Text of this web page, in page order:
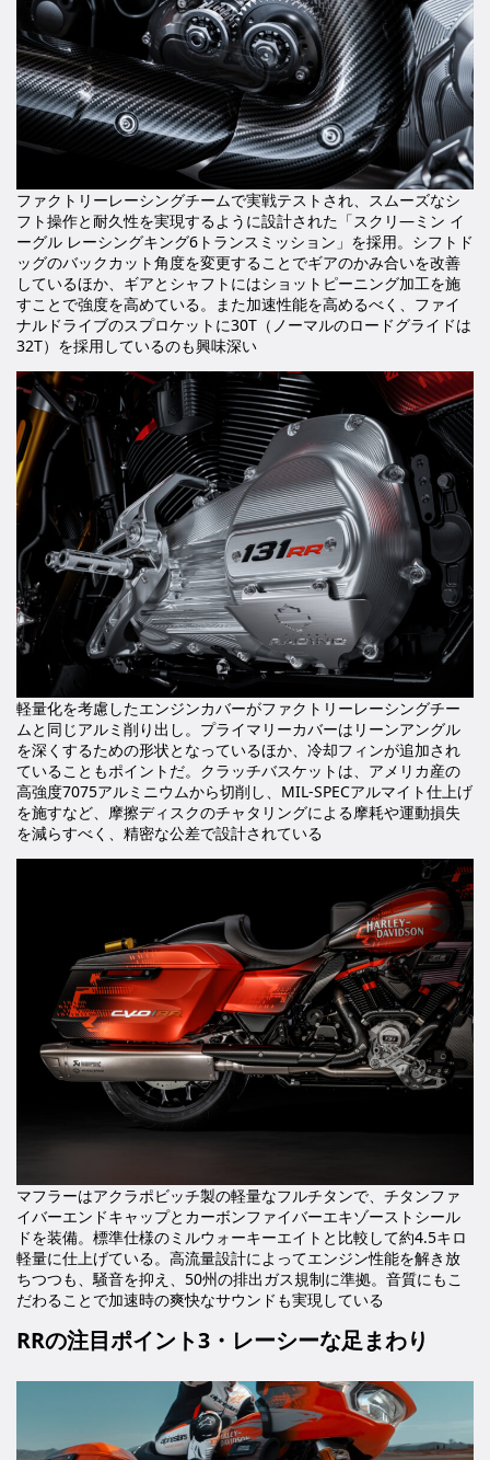
ファクトリーレーシングチームで実戦テストされ、スムーズなシ
フト操作と耐久性を実現するように設計された「スクリ―ミン イ
ーグル レーシングキング6トランスミッション」を採用。シフトド
ッグのバックカット角度を変更することでギアのかみ合いを改善
しているほか、ギアとシャフトにはショットピーニング加工を施
すことで強度を高めている。また加速性能を高めるべく、ファイ
ナルドライブのスプロケットに30T（ノーマルのロードグライドは
32T）を採用しているのも興味深い
軽量化を考慮したエンジンカバーがファクトリーレーシングチー
ムと同じアルミ削り出し。プライマリーカバーはリーンアングル
を深くするための形状となっているほか、冷却フィンが追加され
ていることもポイントだ。クラッチバスケットは、アメリカ産の
高強度7075アルミニウムから切削し、MIL-SPECアルマイト仕上げ
を施すなど、摩擦ディスクのチャタリングによる摩耗や運動損失
を減らすべく、精密な公差で設計されている
マフラーはアクラポビッチ製の軽量なフルチタンで、チタンファ
イバーエンドキャップとカーボンファイバーエキゾーストシール
ドを装備。標準仕様のミルウォーキーエイトと比較して約4.5キロ
軽量に仕上げている。高流量設計によってエンジン性能を解き放
ちつつも、騒音を抑え、50州の排出ガス規制に準拠。音質にもこ
だわることで加速時の爽快なサウンドも実現している
RRの注目ポイント3・レーシーな足まわり